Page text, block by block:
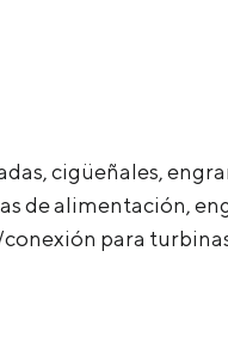
cigüeñales,
de alimentación,
para